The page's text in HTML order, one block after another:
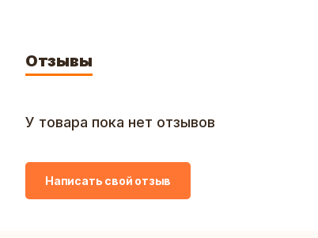
Отзывы
У товара пока нет отзывов
Написать свой отзыв